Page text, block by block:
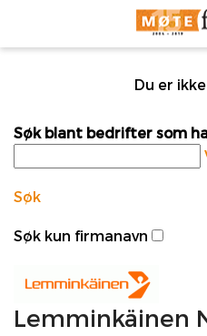
Du er
Søk blant bedrifter som
Søk
Søk kun firmanavn
Lemminkäinen